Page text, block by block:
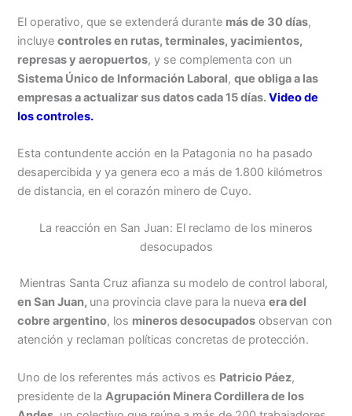
El operativo, que se extenderá durante más de 30 días,
incluyecontroles en rutas, terminales, yacimientos,
represas y aeropuertos, y se complementa con un
Sistema Único de Información Laboral,que obliga a las
empresas a actualizar sus datos cada 15 días.Video de
los controles.
Esta contundente acción en la Patagonia no ha pasado
desapercibida y ya genera eco a más de 1.800 kilómetros
de distancia, en el corazón minero de Cuyo.
La reacción en San Juan: El reclamo de los mineros
desocupados
Mientras Santa Cruz afianza su modelo de control laboral,
en San Juan, una provincia clave para la nuevaera del
cobre argentino, los mineros desocupados observan con
atención y reclaman políticas concretas de protección.
Uno de los referentes más activos es Patricio Páez,
presidente de la Agrupación Minera Cordillera de los